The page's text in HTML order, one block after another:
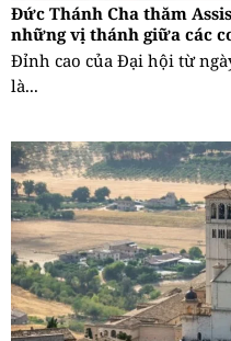
Đức Thánh Cha thăm
những vị thánh giữa các
Đỉnh cao của Đại hội từ
là...